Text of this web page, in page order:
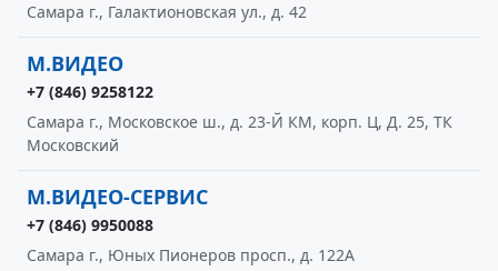
Самара г., Галактионовская ул., д. 42
М.ВИДЕО
+7 (846) 9258122
Самара г., Московское ш., д. 23-Й КМ, корп. Ц, Д. 25, ТК
Московский
М.ВИДЕО-СЕРВИС
+7 (846) 9950088
Самара г., Юных Пионеров просп., д. 122А